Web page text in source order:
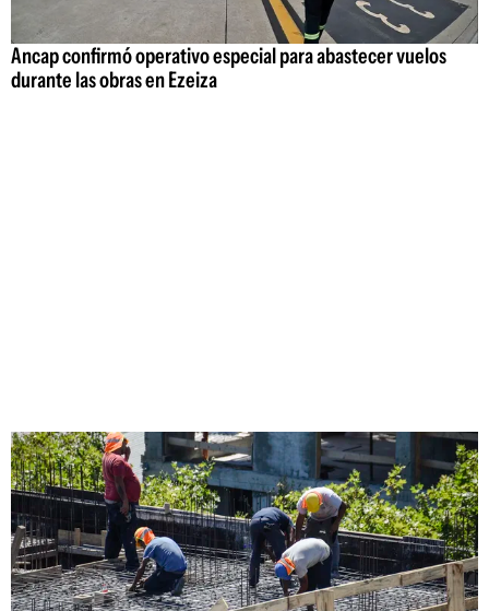
Ancap confirmó operativo especial para abastecer vuelos
durante las obras en Ezeiza